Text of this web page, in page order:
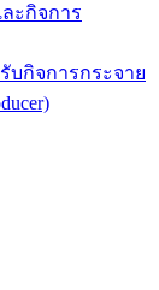
ะกิจการ
กิจการกระจาย